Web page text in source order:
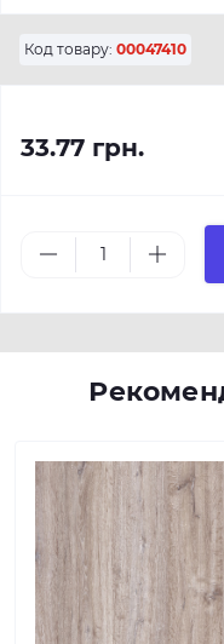
Код товару: 00047410
33.77 грн.